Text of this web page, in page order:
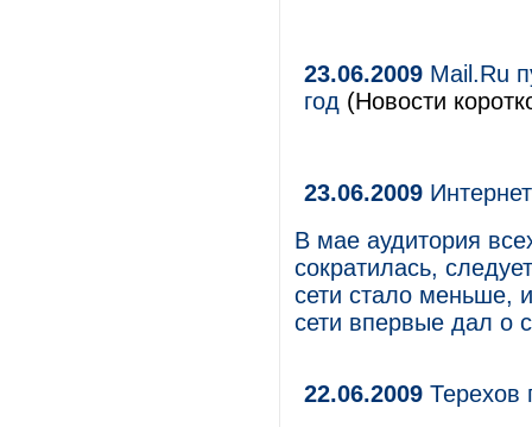
23.06.2009 Mail.Ru
год (Новости
23.06.2009
В мае аудитория
сократилась,
сети стало меньше,
сети впервые дал о
22.06.2009 Терехов